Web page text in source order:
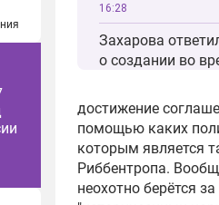
16:28
Захарова
о создании во
Лидер
призвал
по госязыку
09:35
достижение
помощью каких
которым является
Риббентропа.
неохотно берётся